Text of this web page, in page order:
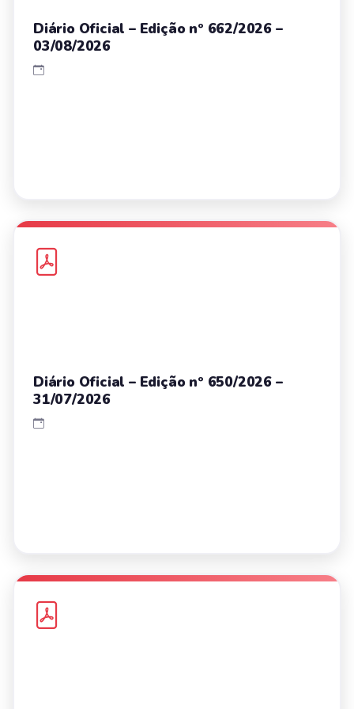
Diário Oficial – Edição nº 662/2026 –
03/08/2026
Diário Oficial – Edição nº 650/2026 –
31/07/2026